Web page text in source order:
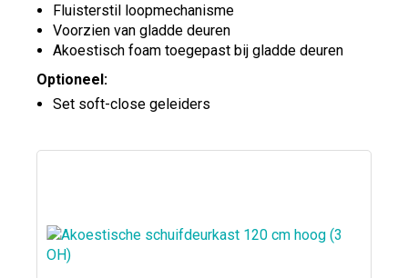
Fluisterstil loopmechanisme
Voorzien van gladde deuren
Akoestisch foam toegepast bij gladde deuren
Optioneel:
Set soft-close geleiders